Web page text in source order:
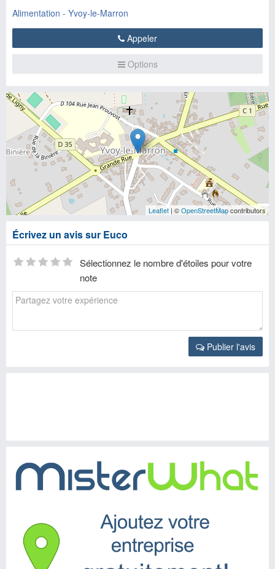
Alimentation - Yvoy-le-Marron
Appeler
Options
Leaflet | ©OpenStreetMapcontributors
Écrivez un avis sur Euco
Sélectionnez le nombre d'étoiles pour votre
note
Publier l'avis